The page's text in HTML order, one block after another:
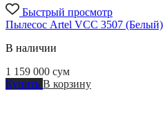
Быстрый просмотр
Пылесос Artel VCC 3507 (Белый)
В наличии
1 159 000 сум
Купить В корзину